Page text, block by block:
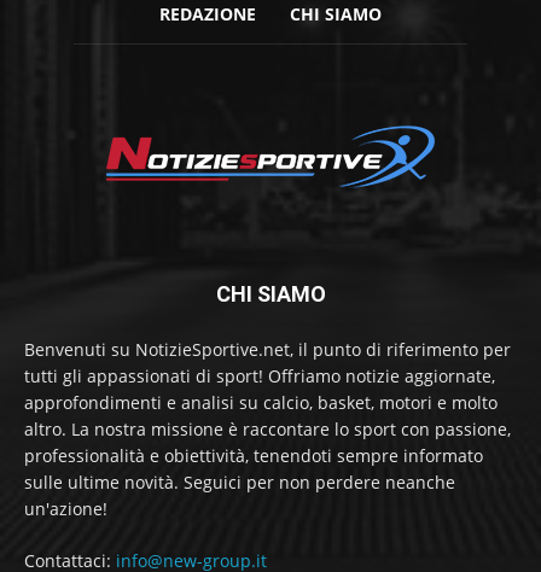
REDAZIONE CHI SIAMO
CHI SIAMO
Benvenuti su NotizieSportive.net, il punto di riferimento per
tutti gli appassionati di sport! Offriamo notizie aggiornate,
approfondimenti e analisi su calcio, basket, motori e molto
altro. La nostra missione è raccontare lo sport con passione,
professionalità e obiettività, tenendoti sempre informato
sulle ultime novità. Seguici per non perdere neanche
un'azione!
Contattaci: info@new-group.it